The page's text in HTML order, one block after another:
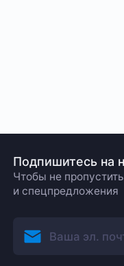
Подпишитесь на
Чтобы не
и спецпредложения